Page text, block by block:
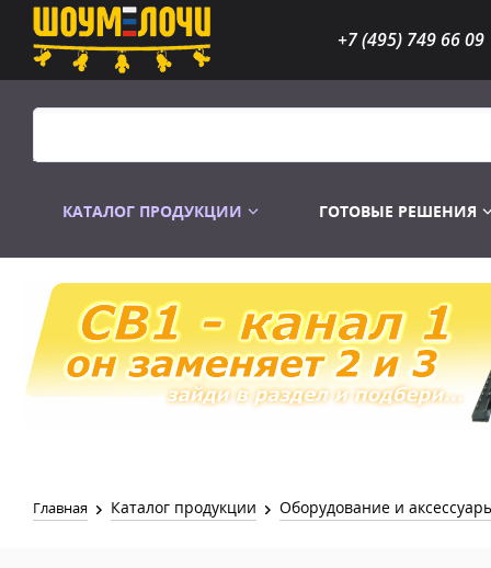
+7 (495) 749 66 09
КАТАЛОГ ПРОДУКЦИИ
Распродажа Лампы
ГОТОВЫЕ РЕШЕНИЯ
Главная Каталог продукции Оборудование и